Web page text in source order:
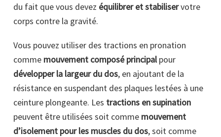
du fait que vous devez équilibrer et stabiliservotre
corps contre la gravité.
Vous pouvez utiliser des tractions en pronation
comme mouvement composé principalpour
développer la largeur du dos, en ajoutant de la
résistance en suspendant des plaques lestées à une
ceinture plongeante. Les tractions en supination
peuvent être utilisées soit comme mouvement
d’isolement pour les muscles du dos, soit comme